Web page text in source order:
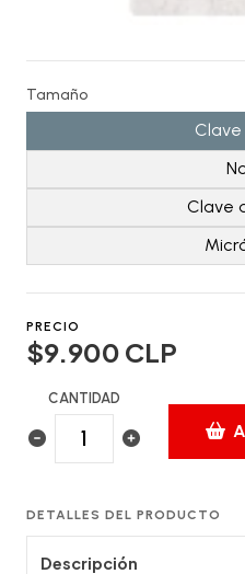
Tamaño
Clave
Clave
PRECIO
$9.900 CLP
CANTIDAD
DETALLES DEL PRODUCTO
Descripción